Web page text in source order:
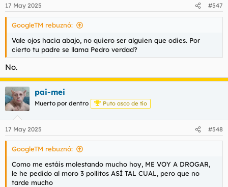
e
s
17 May 2025 #547
GoogleTM rebuznó:
Vale ojos hacia abajo, no quiero ser alguien que odies. Por
cierto tu padre se llama Pedro verdad?
No.
pai-mei
Muerto por dentro Puto asco de tío
17 May 2025 #548
GoogleTM rebuznó:
Como me estáis molestando mucho hoy, ME VOY A DROGAR,
le he pedido al moro 3 pollitos ASÍ TAL CUAL, pero que no
tarde mucho